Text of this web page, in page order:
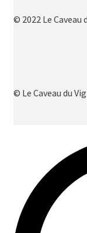
© 2022 Le Caveau
© Le Caveau du